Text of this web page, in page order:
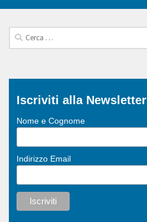
Ricerca
per:
Iscriviti alla Newsletter
Nome e Cognome
Indirizzo Email